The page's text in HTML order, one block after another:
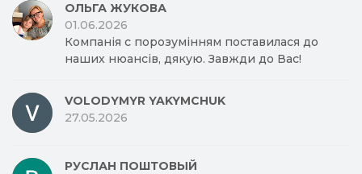
ОЛЬГА ЖУКОВА
01.06.2026
Компанія с порозумінням поставилася до
наших нюансів, дякую. Завжди до Вас!
VOLODYMYR YAKYMCHUK
27.05.2026
РУСЛАН ПОШТОВЫЙ